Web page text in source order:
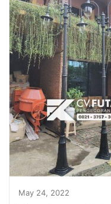
May 24, 2022